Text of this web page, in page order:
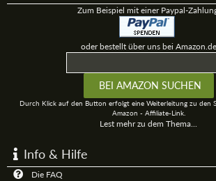
Zum Beispiel mit einer Paypal-
oder bestellt über uns bei Amazon.de
Durch Klick auf den Button erfolgt eine Weiterleitung zu den
Amazon - Affiliate-Link.
Lest mehr zu dem Thema...
Info & Hilfe
Die FAQ